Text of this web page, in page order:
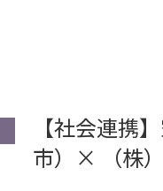
【社会連携
市）× （株